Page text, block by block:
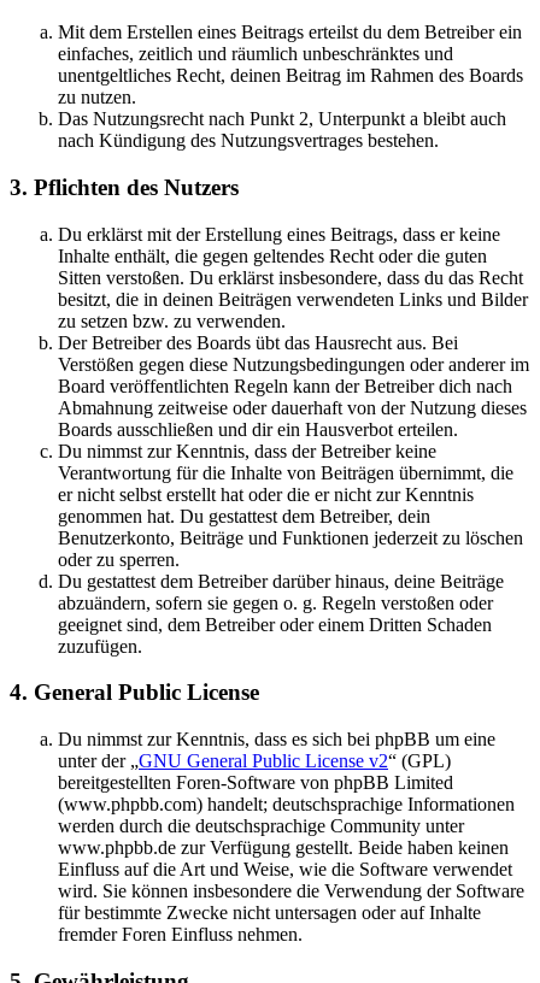
Mit dem Erstellen eines Beitrags erteilst du dem Betreiber ein
einfaches, zeitlich und räumlich unbeschränktes und
unentgeltliches Recht, deinen Beitrag im Rahmen des Boards
zu nutzen.
Das Nutzungsrecht nach Punkt 2, Unterpunkt a bleibt auch
nach Kündigung des Nutzungsvertrages bestehen.
3. Pflichten des Nutzers
Du erklärst mit der Erstellung eines Beitrags, dass er keine
Inhalte enthält, die gegen geltendes Recht oder die guten
Sitten verstoßen. Du erklärst insbesondere, dass du das Recht
besitzt, die in deinen Beiträgen verwendeten Links und Bilder
zu setzen bzw. zu verwenden.
Der Betreiber des Boards übt das Hausrecht aus. Bei
Verstößen gegen diese Nutzungsbedingungen oder anderer im
Board veröffentlichten Regeln kann der Betreiber dich nach
Abmahnung zeitweise oder dauerhaft von der Nutzung dieses
Boards ausschließen und dir ein Hausverbot erteilen.
Du nimmst zur Kenntnis, dass der Betreiber keine
Verantwortung für die Inhalte von Beiträgen übernimmt, die
er nicht selbst erstellt hat oder die er nicht zur Kenntnis
genommen hat. Du gestattest dem Betreiber, dein
Benutzerkonto, Beiträge und Funktionen jederzeit zu löschen
oder zu sperren.
Du gestattest dem Betreiber darüber hinaus, deine Beiträge
abzuändern, sofern sie gegen o. g. Regeln verstoßen oder
geeignet sind, dem Betreiber oder einem Dritten Schaden
zuzufügen.
4. General Public License
Du nimmst zur Kenntnis, dass es sich bei phpBB um eine
unter der „GNU General Public License v2“ (GPL)
bereitgestellten Foren-Software von phpBB Limited
(www.phpbb.com) handelt; deutschsprachige Informationen
werden durch die deutschsprachige Community unter
www.phpbb.de zur Verfügung gestellt. Beide haben keinen
Einfluss auf die Art und Weise, wie die Software verwendet
wird. Sie können insbesondere die Verwendung der Software
für bestimmte Zwecke nicht untersagen oder auf Inhalte
fremder Foren Einfluss nehmen.